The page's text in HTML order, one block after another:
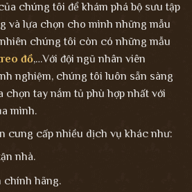
chúng tôi để khám phá bộ sưu tập
và lựa chọn cho mình những mẫu
chúng tôi còn có những mẫu
đồ,…Với đội ngũ nhân viên
nghiệm, chúng tôi luôn sẵn sàng
chọn tay nắm tủ phù hợp nhất với
mình.
cung cấp nhiều dịch vụ khác như:
nhà.
chính hãng.